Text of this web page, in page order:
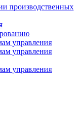
производственных
управления
управления
управления